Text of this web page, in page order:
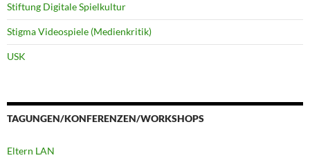
Stiftung Digitale Spielkultur
Stigma Videospiele (Medienkritik)
USK
TAGUNGEN/KONFERENZEN/WORKSHOPS
Eltern LAN